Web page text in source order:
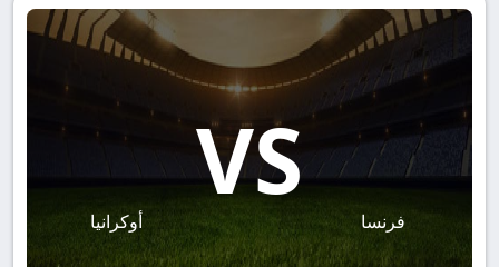
فرنسا
VS
أوكرانيا